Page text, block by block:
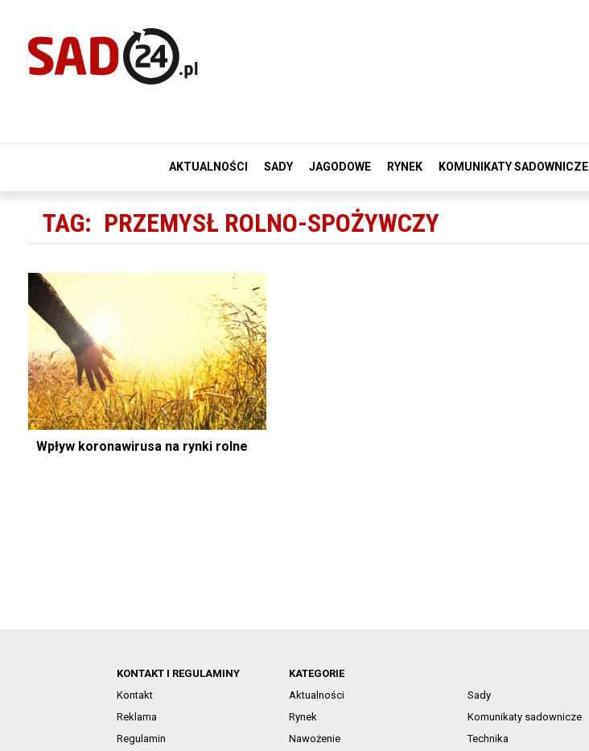
AKTUALNOŚCI SADY JAGODOWE RYNEK KOMUNIKATY SADOWNICZE
TAG: PRZEMYSŁ ROLNO-SPOŻYWCZY
Wpływ koronawirusa na rynki rolne
KONTAKT I REGULAMINY
Kontakt
Reklama
Regulamin
KATEGORIE
Aktualności
Sady
Rynek
Komunikaty sadownicze
Nawożenie
Technika